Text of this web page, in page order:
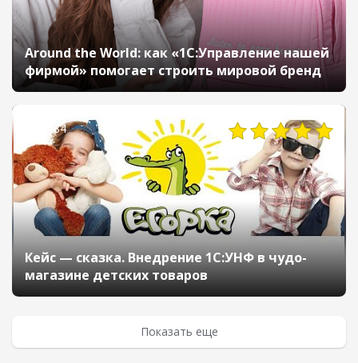
Around the World: как «1С:Управление нашей
фирмой» помогает строить мировой бренд
1984
Кейс — сказка. Внедрение 1С:УНФ в чудо-
магазине детских товаров
Показать еще